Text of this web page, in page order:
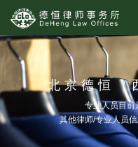
北京德恒（
专业人员目前
其他律师/专业人员